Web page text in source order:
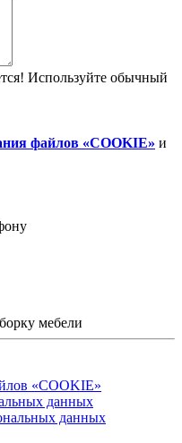
Используйте обычный
файлов «COOKIE» и
мебели
«COOKIE»
данных
данных